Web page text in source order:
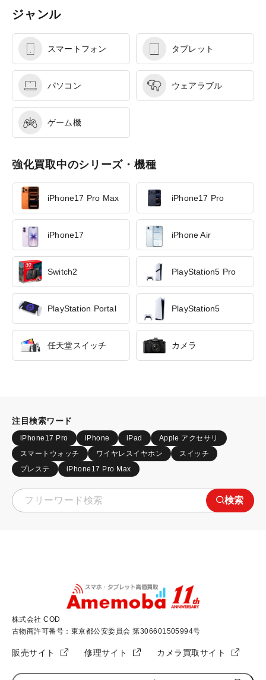
ジャンル
スマートフォン タブレット
パソコン ウェアラブル
ゲーム機
強化買取中のシリーズ・機種
iPhone17 Pro Max iPhone17 Pro
iPhone17 iPhone Air
Switch2 PlayStation5 Pro
PlayStation Portal PlayStation5
任天堂スイッチ カメラ
注目検索ワード
iPhone17 Pro iPhone iPad
Apple アクセサリ
スマートウォッチ
ワイヤレスイヤホン
スイッチ
プレステ
iPhone17 Pro Max
検索
株式会社 COD
古物商許可番号：東京都公安委員会 第306601505994号
販売サイト 修理サイト カメラ買取サイト